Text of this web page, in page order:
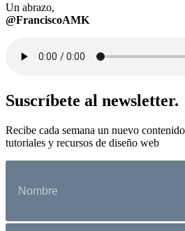
Un abrazo,
@FranciscoAMK
Suscríbete al newsletter.
Recibe cada semana un nuevo
tutoriales y recursos de diseño web